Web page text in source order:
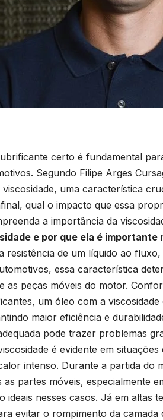
certo é fundamental
Segundo Filipe Arges
uma característica
qual o impacto que essa
a importância da
e por que ela é
resistência de um líquido ao
essa característica
as peças móveis do motor.
um óleo com a
maior eficiência e
pode trazer problemas
é evidente em
intenso. Durante a partida
as partes móveis, especialmente
ideais nesses casos. Já em altas
evitar o rompimento da